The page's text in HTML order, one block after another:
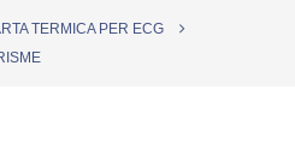
TERMICA PER ECG